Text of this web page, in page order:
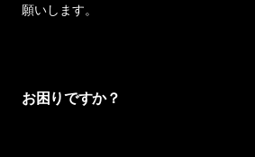
願いします。
お困りですか？